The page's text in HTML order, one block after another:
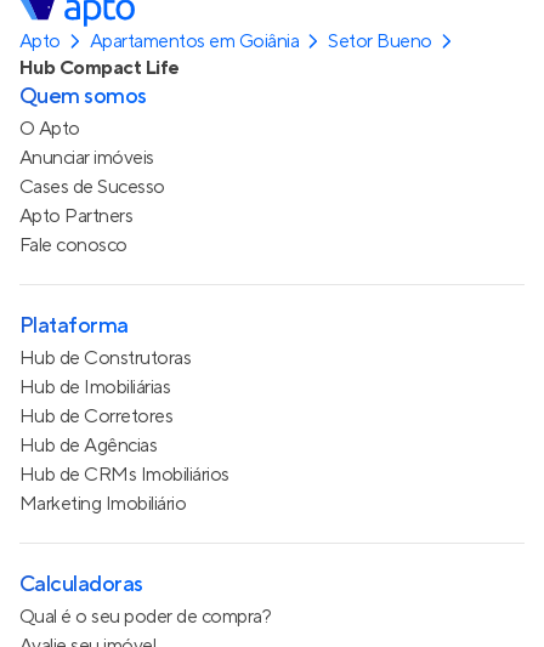
Apto Apartamentos em Goiânia
Setor Bueno
Hub Compact Life
Quem somos
O Apto
Anunciar imóveis
Cases de Sucesso
Apto Partners
Fale conosco
Plataforma
Hub de Construtoras
Hub de Imobiliárias
Hub de Corretores
Hub de Agências
Hub de CRMs Imobiliários
Marketing Imobiliário
Calculadoras
Qual é o seu poder de compra?